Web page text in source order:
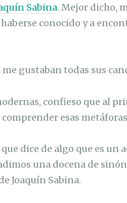
Sabina. Mejor dicho,
conocido y a
gustaban todas sus
confieso que al
esas
que dice de algo que es
una docena de
Joaquín Sabina.